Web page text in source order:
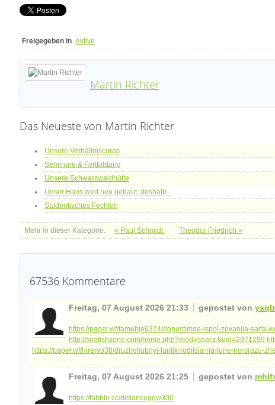
Freigegeben in Aktive
Martin Richter
Das Neueste von Martin Richter
Unsere Verhältniscorps
Seminare & Fortbildung
Unsere Schwarzwaldhütte
Unser Haus wird neu gebaut, deshalb...
Studentisches Fechten
Mehr in dieser Kategorie: « Paul Schmidt Theodor Friedrich »
67536 Kommentare
Freitag, 07 August 2026 21:33 gepostet von
https://paper.wf/famebje6374/dopustimoe-ispol-zovaniia-saita-
http://seafishzone.com/home.php?mod=space&uid=2971299
https://paper.wf/hirervo38/druzheliubnyi-luntik-rodilsia-na-lune-no-srazu-
Freitag, 07 August 2026 21:25 gepostet von
https://fabble.cc/distanceggw300